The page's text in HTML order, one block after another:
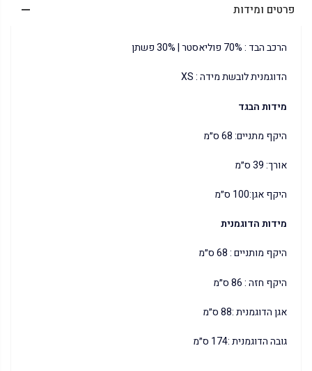
פרטים ומידות
הרכב הבד : 70% פוליאסטר | 30% פשתן
הדוגמנית לובשת מידה : XS
מידות הבגד
היקף מתניים: 68 ס״מ
אורך: 39 ס״מ
היקף אגן:100 ס״מ
מידות הדוגמנית
היקף מותניים : 68 ס״מ
היקף חזה : 86 ס״מ
אגן הדוגמנית :88 ס״מ
גובה הדוגמנית :174 ס״מ